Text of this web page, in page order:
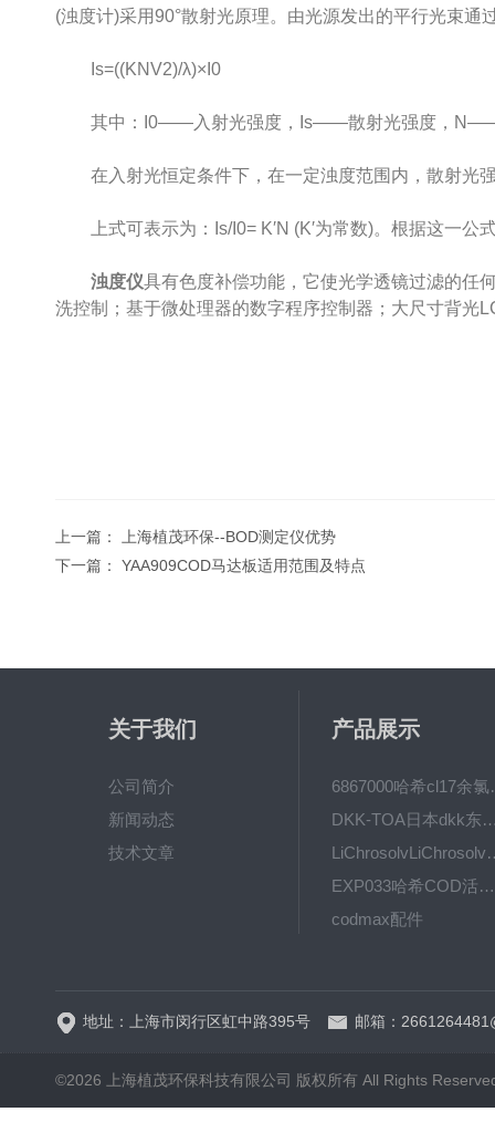
(浊度计)采用90°散射光原理。由光源发出的平行光束
Is=((KNV2)/λ)×I0
其中：I0——入射光强度，Is——散射光强度，N——
在入射光恒定条件下，在一定浊度范围内，散射光
上式可表示为：Is/I0= K′N (K′为常数)。根据这一公
浊度仪具有色度补偿功能，它使光学透镜过滤的任
洗控制；基于微处理器的数字程序控制器；大尺寸背光
上一篇：
上海植茂环保--BOD测定仪优势
下一篇： YAA909COD马达板适用范围及特点
关于我们
公司简介
新闻动态
技术文章
产品展示
6867000
DKK-TOA日本dkk东亚电
EXP033哈希COD活塞泵价格 EXP033
codmax配件
地址：上海市闵行区虹中路395号 邮箱：
©2026 上海植茂环保科技有限公司 版权所有 All Rights